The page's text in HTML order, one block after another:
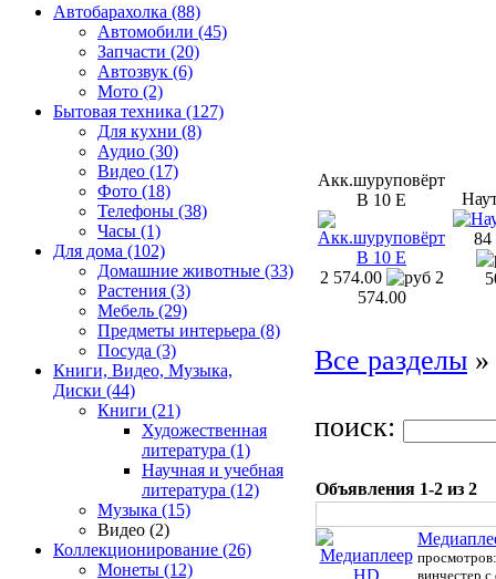
Автобарахолка (88)
Автомобили (45)
Запчасти (20)
Автозвук (6)
Мото (2)
Бытовая техника (127)
Для кухни (8)
Аудио (30)
Видео (17)
Фото (18)
Телефоны (38)
Часы (1)
Для дома (102)
Домашние животные (33)
Растения (3)
Мебель (29)
Предметы интерьера (8)
Посуда (3)
Книги, Видео, Музыка,
Диски (44)
Книги (21)
Художественная
литература (1)
Научная и учебная
литература (12)
Музыка (15)
Видео (2)
Коллекционирование (26)
Монеты (12)
Акк.шуруповёрт
B 10 E
2 574.00
2
574.00
84
Все разделы »
поиск:
Объявления 1-2 из 2
винчестер